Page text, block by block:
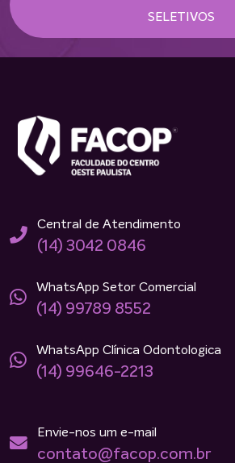
SELETIVOS
Central de Atendimento
(14) 3042 0846
WhatsApp Setor Comercial
(14) 99789 8552
WhatsApp Clínica Odontologica
(14) 99646-2213
Envie-nos um e-mail
contato@facop.com.br